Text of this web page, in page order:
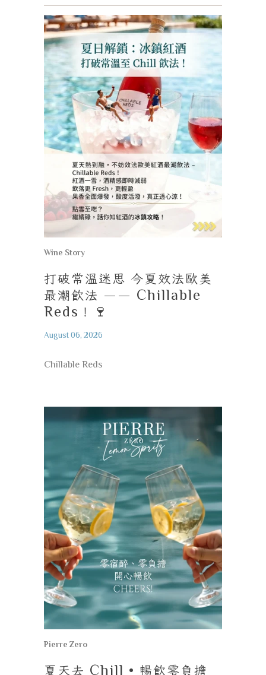
Wine Story
打破常溫迷思 今夏效法歐美
最潮飲法 —— Chillable
Reds ！ 🍷
August 06, 2026
Chillable Reds
Pierre Zero
夏天去 Chill • 暢飲零負擔